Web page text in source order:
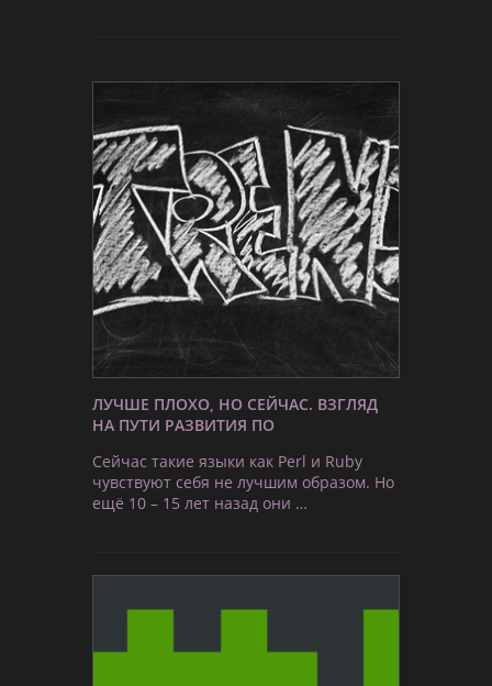
ЛУЧШЕ ПЛОХО, НО СЕЙЧАС. ВЗГЛЯД
НА ПУТИ РАЗВИТИЯ ПО
Сейчас такие языки как Perl и Ruby
чувствуют себя не лучшим образом. Но
ещё 10 – 15 лет назад они …